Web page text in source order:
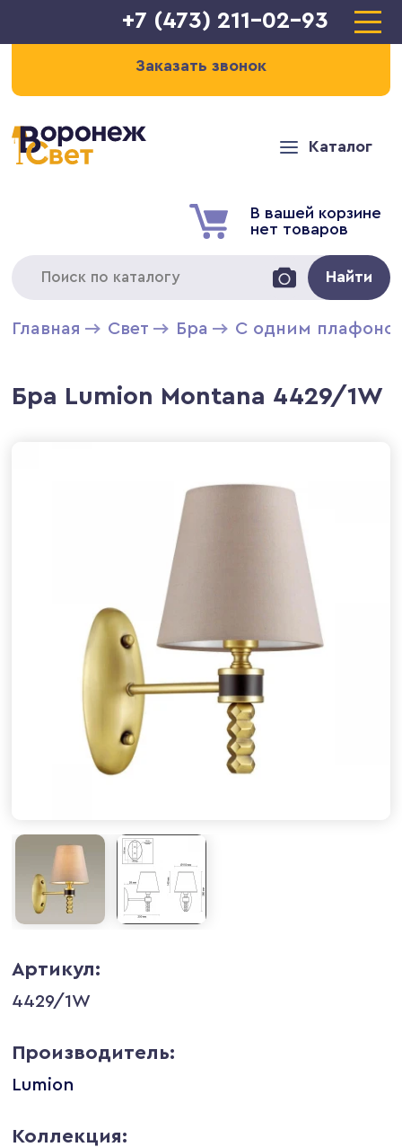
+7 (473) 211-02-93
Заказать звонок
Каталог
В вашей корзине
нет товаров
Найти
Главная Свет Бра С одним
Бра Lumion Montana 4429/1W
Артикул:
4429/1W
Производитель:
Lumion
Коллекция: